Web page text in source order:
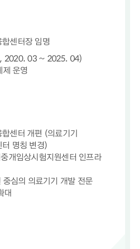
센터장 임명
2020. 03 ~ 2025. 04)
운영
센터 개편 (의료기기
명칭 변경)
개임상시험지원센터 인프라
심의 의료기기 개발 전문
대